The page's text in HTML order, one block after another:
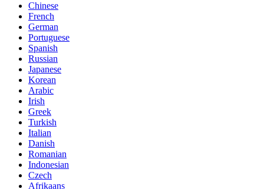
Chinese
French
German
Portuguese
Spanish
Russian
Japanese
Korean
Arabic
Irish
Greek
Turkish
Italian
Danish
Romanian
Indonesian
Czech
Afrikaans